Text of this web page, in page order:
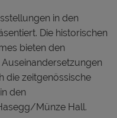
in den
Die historischen
bieten den
die zeitgenössische
den
Münze Hall.